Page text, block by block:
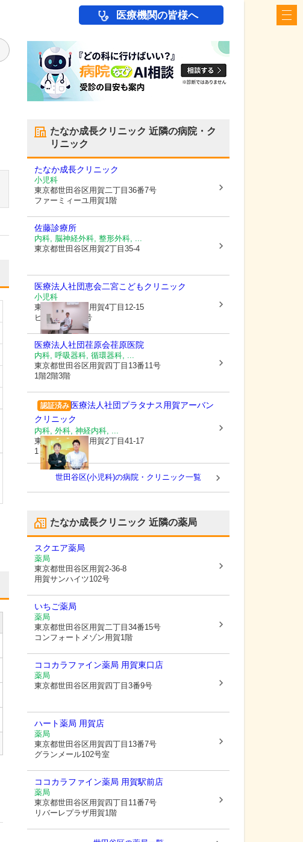
医療機関の皆様へ
たなか成長クリニック 近隣の病院・ク
リニック
たなか成長クリニック
小児科
東京都世田谷区用賀二丁目36番7号
ファーミィーユ用賀1階
佐藤診療所
内科, 脳神経外科, 整形外科, ...
東京都世田谷区用賀2丁目35-4
医療法人社団恵会二宮こどもクリニック
小児科
東京都世田谷区用賀4丁目12-15
ビバーチェAB号
医療法人社団荏原会荏原医院
内科, 呼吸器科, 循環器科, ...
東京都世田谷区用賀四丁目13番11号
1階2階3階
認証済み 医療法人社団プラタナス 用賀アーバン
クリニック
内科, 外科, 神経内科, ...
東京都世田谷区用賀2丁目41-17
1・2F
世田谷区(小児科)の病院・クリニック一覧
たなか成長クリニック 近隣の薬局
スクエア薬局
薬局
東京都世田谷区用賀2-36-8
用賀サンハイツ102号
いちご薬局
薬局
東京都世田谷区用賀二丁目34番15号
コンフォートメゾン用賀1階
ココカラファイン薬局 用賀東口店
薬局
東京都世田谷区用賀四丁目3番9号
ハート薬局 用賀店
薬局
東京都世田谷区用賀四丁目13番7号
グランメール102号室
ココカラファイン薬局 用賀駅前店
薬局
東京都世田谷区用賀四丁目11番7号
リバーレプラザ用賀1階